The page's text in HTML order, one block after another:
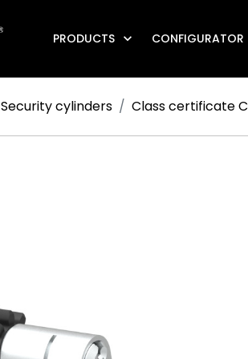
PRODUCTS  CONFIGURATOR
Security cylinders Class certificate C